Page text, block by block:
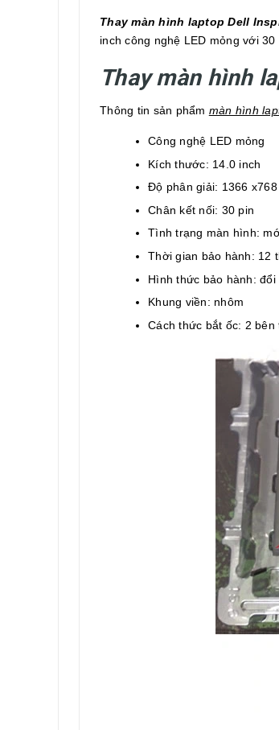
Thay màn hình laptop Dell
inch công nghệ LED mỏng với
Thay màn hình
Thông tin sản phẩm màn hình
Công nghệ LED mỏng
Kích thước: 14.0 inch
Độ phân giải: 1366 x768
Chân kết nối: 30 pin
Tình trạng màn hình:
Thời gian bảo hành: 12
Hình thức bảo hành:
Khung viền: nhôm
Cách thức bắt ốc: 2